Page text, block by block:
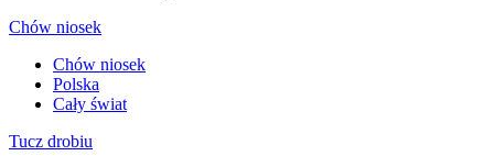
Chów niosek
Chów niosek
Polska
Cały świat
Tucz drobiu